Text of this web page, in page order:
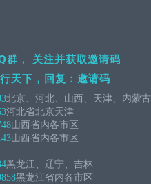
群， 关注并获取邀请码
天下，回复：邀请码
北京、河北、山西、天津、内蒙古
河北省北京天津
山西省内各市区
山西省内各市区
黑龙江、辽宁、吉林
黑龙江省内各市区